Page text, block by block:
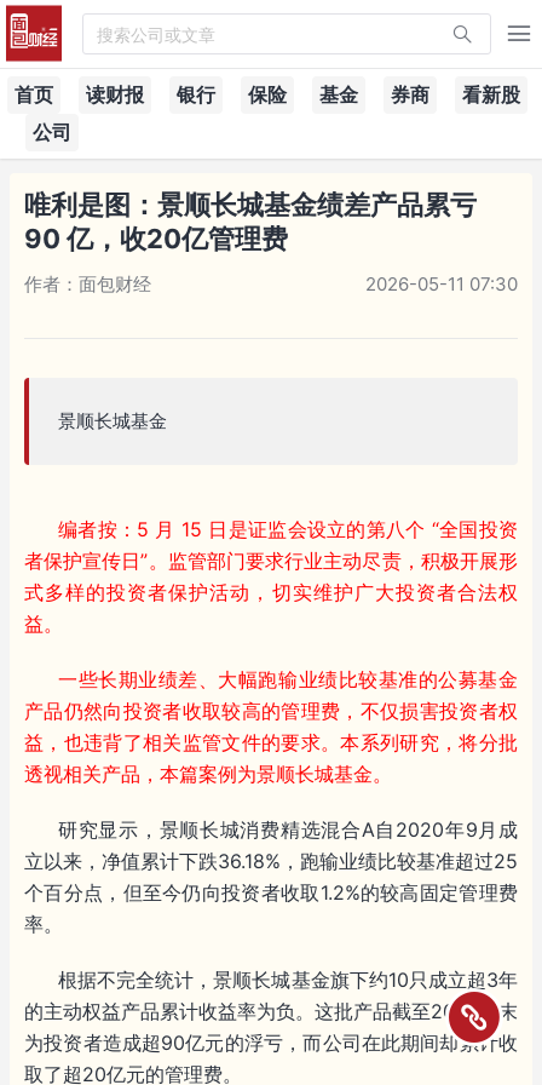
搜索公司或文章
首页 读财报 银行 保险 基金 券商
看新股
公司
唯利是图：景顺长城基金绩差产品累亏
90 亿，收20亿管理费
作者：面包财经 2026-05-11 07:30
景顺长城基金
编者按：5 月 15 日是证监会设立的第八个 “全国投资
者保护宣传日”。监管部门要求行业主动尽责，积极开展形
式多样的投资者保护活动，切实维护广大投资者合法权
益。
一些长期业绩差、大幅跑输业绩比较基准的公募基金
产品仍然向投资者收取较高的管理费，不仅损害投资者权
益，也违背了相关监管文件的要求。本系列研究，将分批
透视相关产品，本篇案例为景顺长城基金。
研究显示，景顺长城消费精选混合A自2020年9月成
立以来，净值累计下跌36.18%，跑输业绩比较基准超过25
个百分点，但至今仍向投资者收取1.2%的较高固定管理费
率。
根据不完全统计，景顺长城基金旗下约10只成立超3年
的主动权益产品累计收益率为负。这批产品截至2025年末
为投资者造成超90亿元的浮亏，而公司在此期间却累计收
取了超20亿元的管理费。